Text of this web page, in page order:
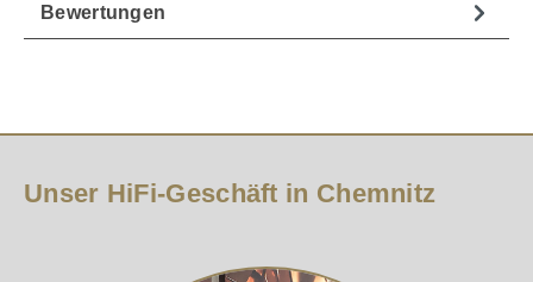
Bewertungen
Unser HiFi-Geschäft in Chemnitz